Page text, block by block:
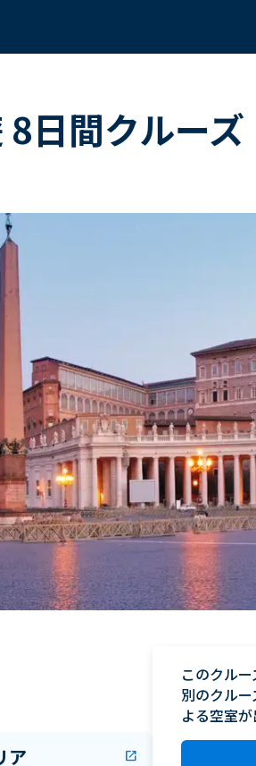
日間クルーズ
ア open_in_new
このクルー
別のクル
よる空室